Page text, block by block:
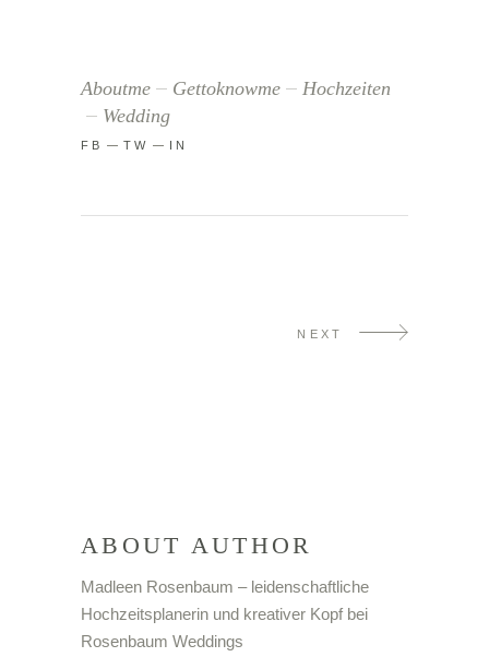
Aboutme Gettoknowme
Hochzeiten
Wedding
FB TW IN
NEXT
ABOUT AUTHOR
Madleen Rosenbaum – leidenschaftliche
Hochzeitsplanerin und kreativer Kopf bei
Rosenbaum Weddings